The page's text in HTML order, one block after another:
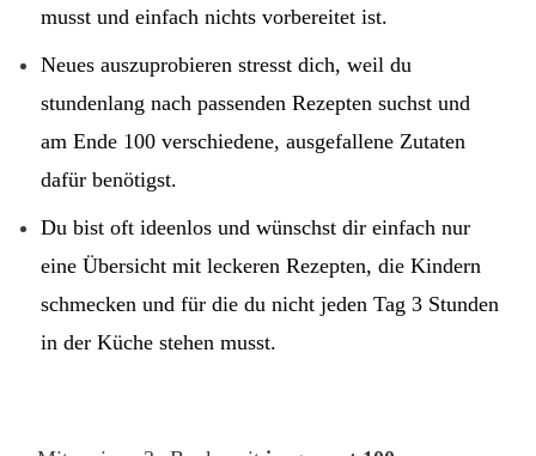
musst und einfach nichts vorbereitet ist.
Neues auszuprobieren stresst dich, weil du
stundenlang nach passenden Rezepten suchst und
am Ende 100 verschiedene, ausgefallene Zutaten
dafür benötigst.
Du bist oft ideenlos und wünschst dir einfach nur
eine Übersicht mit leckeren Rezepten, die Kindern
schmecken und für die du nicht jeden Tag 3 Stunden
in der Küche stehen musst.